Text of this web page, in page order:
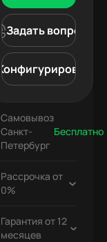
Задать вопрос
Конфигурировать
Самовывоз
Санкт-
Петербург
Бесплатно
Бесплатно
Бесплатно
Рассрочка от
0%
Гарантия от 12
месяцев